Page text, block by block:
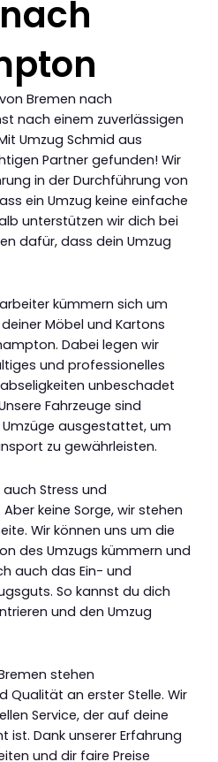
Bremen nach
nach einem zuverlässigen
Umzug Schmid aus
Partner gefunden! Wir
in der Durchführung von
ein Umzug keine einfache
unterstützen wir dich bei
dafür, dass dein Umzug
kümmern sich um
Möbel und Kartons
Dabei legen wir
und professionelles
unbeschadet
Fahrzeuge sind
ausgestattet, um
zu gewährleisten.
Stress und
keine Sorge, wir stehen
Wir können uns um die
des Umzugs kümmern und
auch das Ein- und
So kannst du dich
und den Umzug
stehen
Qualität an erster Stelle. Wir
Service, der auf deine
Dank unserer Erfahrung
und dir faire Preise